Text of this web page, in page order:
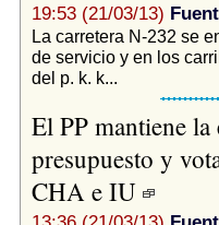
19:53 (21/03/13)
La carretera N-232 se
de servicio y en los
del p. k. k...
El PP mantiene
presupuesto y
CHA e IU